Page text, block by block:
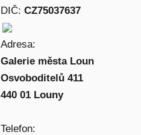
DIČ: CZ75037637
Adresa:
Galerie města Loun
Osvoboditelů 411
440 01 Louny
Telefon: